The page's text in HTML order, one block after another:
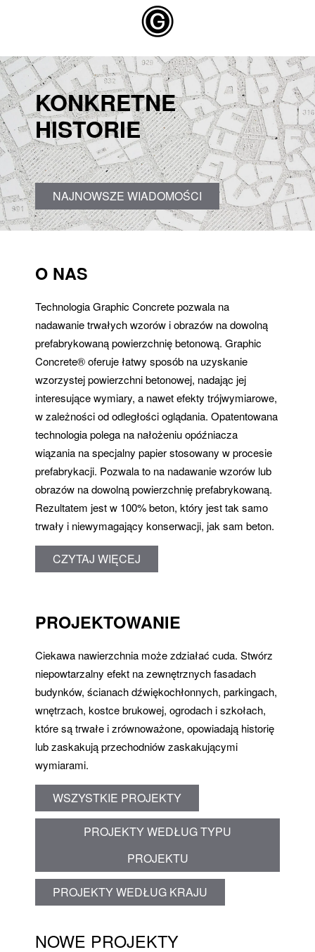
KONKRETNE
HISTORIE
NAJNOWSZE WIADOMOŚCI
O NAS
Technologia Graphic Concrete pozwala na
nadawanie trwałych wzorów i obrazów na dowolną
prefabrykowaną powierzchnię betonową. Graphic
Concrete® oferuje łatwy sposób na uzyskanie
wzorzystej powierzchni betonowej, nadając jej
interesujące wymiary, a nawet efekty trójwymiarowe,
w zależności od odległości oglądania. Opatentowana
technologia polega na nałożeniu opóźniacza
wiązania na specjalny papier stosowany w procesie
prefabrykacji. Pozwala to na nadawanie wzorów lub
obrazów na dowolną powierzchnię prefabrykowaną.
Rezultatem jest w 100% beton, który jest tak samo
trwały i niewymagający konserwacji, jak sam beton.
CZYTAJ WIĘCEJ
PROJEKTOWANIE
Ciekawa nawierzchnia może zdziałać cuda. Stwórz
niepowtarzalny efekt na zewnętrznych fasadach
budynków, ścianach dźwiękochłonnych, parkingach,
wnętrzach, kostce brukowej, ogrodach i szkołach,
które są trwałe i zrównoważone, opowiadają historię
lub zaskakują przechodniów zaskakującymi
wymiarami.
WSZYSTKIE PROJEKTY
PROJEKTY WEDŁUG TYPU
PROJEKTU
PROJEKTY WEDŁUG KRAJU
NOWE PROJEKTY